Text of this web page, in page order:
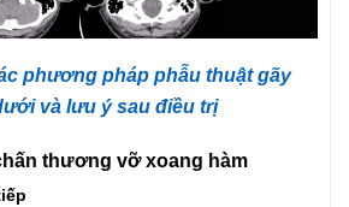
phương pháp phẫu thuật gãy
và lưu ý sau điều trị
thương vỡ xoang hàm